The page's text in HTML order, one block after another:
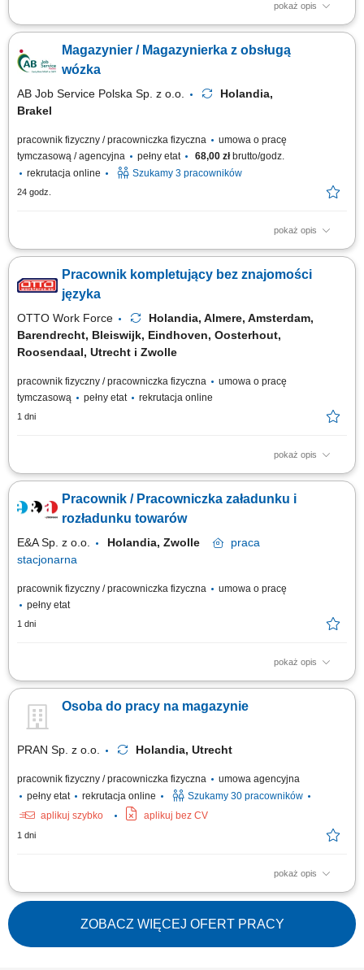
pokaż opis
Zadania: Obsługa wózka widłowego przy pracach załadunkowych i
produkcyjnej; Rejestracja stany magazynowych i lokalizacji materiałów w
systemie ERP; Przygotowanie towaru do wysyłki na podstawie list
Magazynier / Magazynierka z obsługą
wózka
AB Job Service Polska Sp. z o.o.
Holandia,
Brakel
pracownik fizyczny / pracowniczka fizyczna
umowa o pracę
tymczasową / agencyjna
pełny etat 68,00 złbrutto/godz.
rekrutacja online
Szukamy 3 pracowników
24 godz.
pokaż opis
Obowiązki: Załadunek, rozładunek oraz transport wewnętrzny surowców
bag; Ewidencjonowanie ruchu towarów i ich lokalizacji w systemie ERP;
Oznaczanie skrzyń i prowadzenie bieżącej dokumentacji magazynowej;...
Pracownik kompletujący bez znajomości
języka
OTTO Work Force
Holandia, Almere, Amsterdam,
Barendrecht, Bleiswijk, Eindhoven, Oosterhout,
Roosendaal, Utrecht i Zwolle
pracownik fizyczny / pracowniczka fizyczna
umowa o pracę
tymczasową
pełny etat rekrutacja online
1 dni
pokaż opis
Zadania Zbieranie artykułów spożywczych przy pomocy skanera
zgodności, liczby oraz jakości dobieranych towarów. Szykowanie i
pakowanie paczek w sposób gwarantujący bezpieczny transport do
Pracownik / Pracowniczka załadunku i
rozładunku towarów
E&A Sp. z o.o. Holandia, Zwolle
praca
stacjonarna
pracownik fizyczny / pracowniczka fizyczna
umowa o pracę
pełny etat
1 dni
pokaż opis
Zakres obowiązków: załadunek oraz rozładunek sortowanie elektroniki;
zbieranie zamówień za pomocą skanera; Wymagania: znajomość języka
angielskiego w stopniu komunikatywnym; gotowość do pracy w systemie
Osoba do pracy na magazynie
PRAN Sp. z o.o. Holandia, Utrecht
pracownik fizyczny / pracowniczka fizyczna
umowa agencyjna
pełny etat
rekrutacja online
Szukamy 30 pracowników
aplikuj szybko
aplikuj bez CV
1 dni
pokaż opis
Zakres obowiązków skanować paczki i układać je na odpowiednich
paletach; sortować i rozdzielać przesyłki według kierunku dostawy;
załadowywać i rozładowywać naczepy ciężarowe; dbać o
bezpieczeństwo przesyłek podczas transportu; utrzymywać porządek na
stanowisku pracy;
ZOBACZ WIĘCEJ OFERT PRACY